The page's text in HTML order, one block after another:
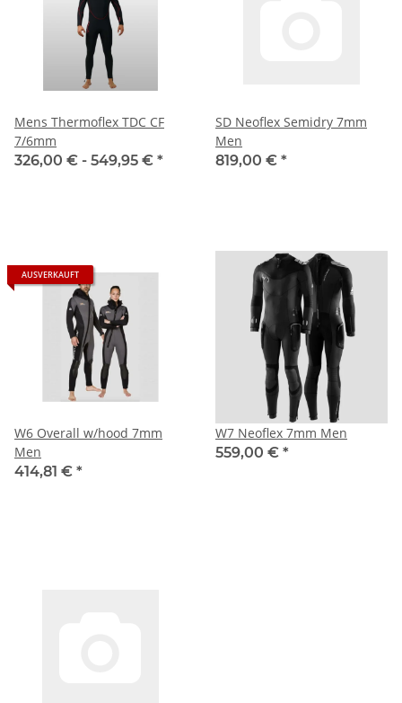
Mens Thermoflex TDC CF
7/6mm
326,00 € - 549,95 € *
SD Neoflex Semidry 7mm
Men
819,00 € *
AUSVERKAUFT
W6 Overall w/hood 7mm
Men
414,81 € *
W7 Neoflex 7mm Men
559,00 € *